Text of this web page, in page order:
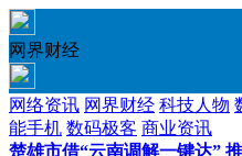
网界财经
网络资讯 网界财经 科技人物
能手机 数码极客 商业资讯
楚雄市借“云南调解一键达”